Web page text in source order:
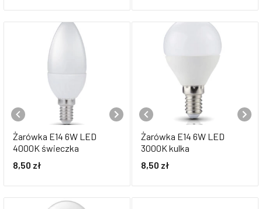
Żarówka E14 6W LED
4000K świeczka
8,50 zł
Żarówka E14 6W LED
3000K kulka
8,50 zł